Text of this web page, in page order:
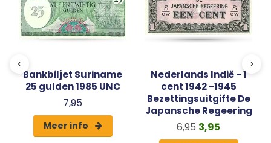
‹
Bankbiljet Suriname
25 gulden 1985 UNC
7,95
Meer info
Nederlands Indië - 1
cent 1942 -1945
Bezettingsuitgifte De
Japansche Regeering
6,95 3,95
›